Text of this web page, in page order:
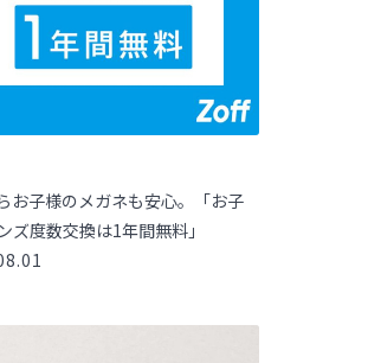
お子様のメガネも安心。「お子
ズ度数交換は1年間無料」